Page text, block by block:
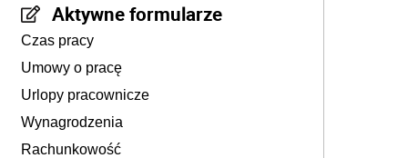
Aktywne formularze
Czas pracy
Umowy o pracę
Urlopy pracownicze
Wynagrodzenia
Rachunkowość